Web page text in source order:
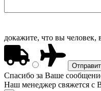
докажите, что вы человек,
Спасибо за Ваше
Наш менеджер свяжется с